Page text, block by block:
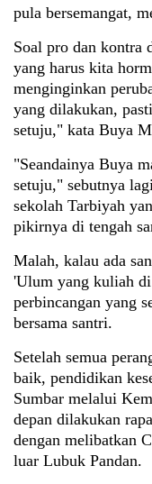
pula bersemangat,
Soal pro dan kontra
yang harus kita
menginginkan
yang dilakukan,
setuju," kata Buya
"Seandainya Buya
setuju," sebutnya
sekolah Tarbiyah
pikirnya di tengah
Malah, kalau ada
'Ulum yang kuliah
perbincangan yang
bersama santri.
Setelah semua
baik, pendidikan
Sumbar melalui
depan dilakukan
dengan melibatkan
luar Lubuk Pandan.